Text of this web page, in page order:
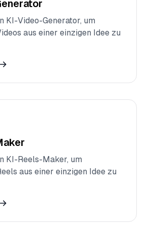
KI-Video-Generator, um
aus einer einzigen Idee zu
KI-Reels-Maker, um
aus einer einzigen Idee zu